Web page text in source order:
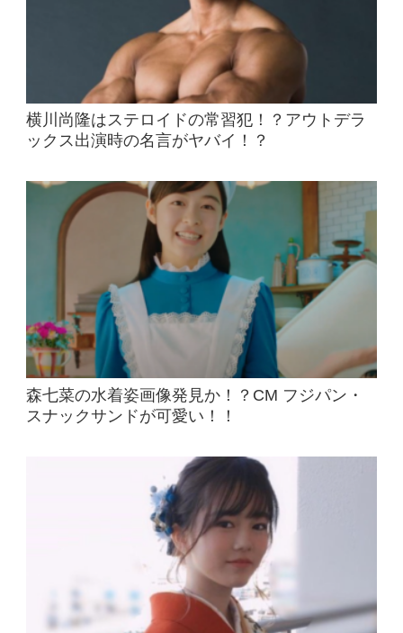
横川尚隆はステロイドの常習犯！？アウトデラ
ックス出演時の名言がヤバイ！？
森七菜の水着姿画像発見か！？CM フジパン・
スナックサンドが可愛い！！